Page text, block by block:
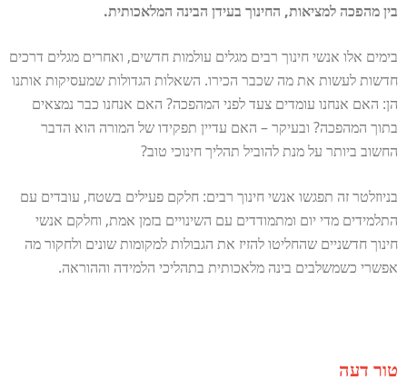
בין מהפכה למציאות, החינוך בעידן הבינה המלאכותית.
בימים אלו אנשי חינוך רבים מגלים עולמות חדשים, ואחרים מגלים דרכים
חדשות לעשות את מה שכבר הכירו. השאלות הגדולות שמעסיקות אותנו
הן: האם אנחנו עומדים צעד לפני המהפכה? האם אנחנו כבר נמצאים
בתוך המהפכה? ובעיקר – האם עדיין תפקידו של המורה הוא הדבר
החשוב ביותר על מנת להוביל תהליך חינוכי טוב?
בניוזלטר זה תפגשו אנשי חינוך רבים: חלקם פעילים בשטח, עובדים עם
התלמידים מדי יום ומתמודדים עם השינויים בזמן אמת, וחלקם אנשי
חינוך חדשניים שהחליטו להזיז את הגבולות למקומות שונים ולחקור מה
אפשרי כשמשלבים בינה מלאכותית בתהליכי הלמידה וההוראה.
טור דעה